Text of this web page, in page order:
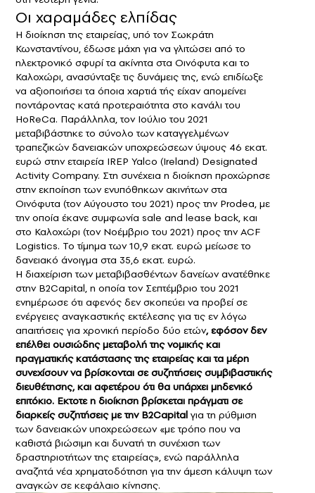
Οι χαραμάδες ελπίδας
Η διοίκηση της εταιρείας, υπό τον Σωκράτη
Κωνσταντίνου, έδωσε μάχη για να γλιτώσει από το
ηλεκτρονικό σφυρί τα ακίνητα στα Οινόφυτα και το
Καλοχώρι, ανασύνταξε τις δυνάμεις της, ενώ επιδίωξε
να αξιοποιήσει τα όποια χαρτιά τής είχαν απομείνει
ποντάροντας κατά προτεραιότητα στο κανάλι του
HoReCa. Παράλληλα, τον Ιούλιο του 2021
μεταβιβάστηκε το σύνολο των καταγγελμένων
τραπεζικών δανειακών υποχρεώσεων ύψους 46 εκατ.
ευρώ στην εταιρεία IREP Yalco (Ireland) Designated
Activity Company. Στη συνέχεια η διοίκηση προχώρησε
στην εκποίηση των ενυπόθηκων ακινήτων στα
Οινόφυτα (τον Αύγουστο του 2021) προς την Prodea, με
την οποία έκανε συμφωνία sale and lease back, και
στο Καλοχώρι (τον Νοέμβριο του 2021) προς την ACF
Logistics. Το τίμημα των 10,9 εκατ. ευρώ μείωσε το
δανειακό άνοιγμα στα 35,6 εκατ. ευρώ.
Η διαχείριση των μεταβιβασθέντων δανείων ανατέθηκε
στην B2Capital, η οποία τον Σεπτέμβριο του 2021
ενημέρωσε ότι αφενός δεν σκοπεύει να προβεί σε
ενέργειες αναγκαστικής εκτέλεσης για τις εν λόγω
απαιτήσεις για χρονική περίοδο δύο ετών, εφόσον δεν
επέλθει ουσιώδης μεταβολή της νομικής και
πραγματικής κατάστασης της εταιρείας και τα μέρη
συνεχίσουν να βρίσκονται σε συζητήσεις συμβιβαστικής
διευθέτησης, και αφετέρου ότι θα υπάρχει μηδενικό
επιτόκιο. Eκτοτε η διοίκηση βρίσκεται πράγματι σε
διαρκείς συζητήσεις με την B2Capital για τη ρύθμιση
των δανειακών υποχρεώσεων «με τρόπο που να
καθιστά βιώσιμη και δυνατή τη συνέχιση των
δραστηριοτήτων της εταιρείας», ενώ παράλληλα
αναζητά νέα χρηματοδότηση για την άμεση κάλυψη των
αναγκών σε κεφάλαιο κίνησης.